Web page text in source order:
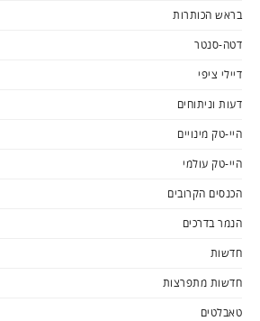
בראש הכותרות
דטה-סנטר
דיילי ציפי
דעות וניתוחים
היי-טק מינויים
היי-טק עולמי
הכנסים הקרובים
הנמר בדרכים
חדשות
חדשות מתפרצות
טאבלטים